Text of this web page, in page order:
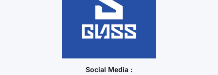
Social Media :